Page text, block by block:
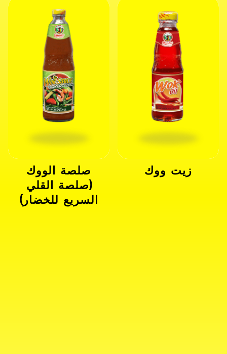
صلصة الووك
(صلصة القلي
السريع للخضار)
زيت ووك